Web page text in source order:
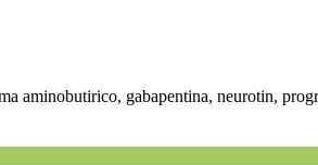
aminobutirico, gabapentina, neurotin,